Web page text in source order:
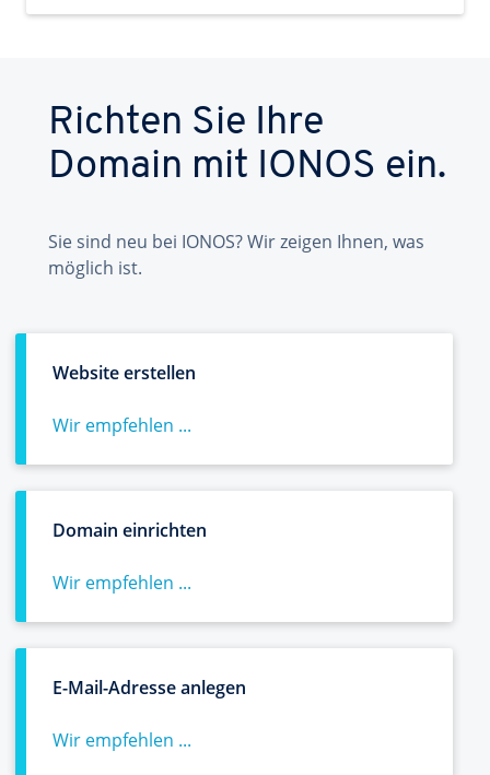
Richten Sie Ihre
Domain mit IONOS ein.
Sie sind neu bei IONOS? Wir zeigen Ihnen, was
möglich ist.
Website erstellen
Wir empfehlen ...
Domain einrichten
Wir empfehlen ...
E-Mail-Adresse anlegen
Wir empfehlen ...